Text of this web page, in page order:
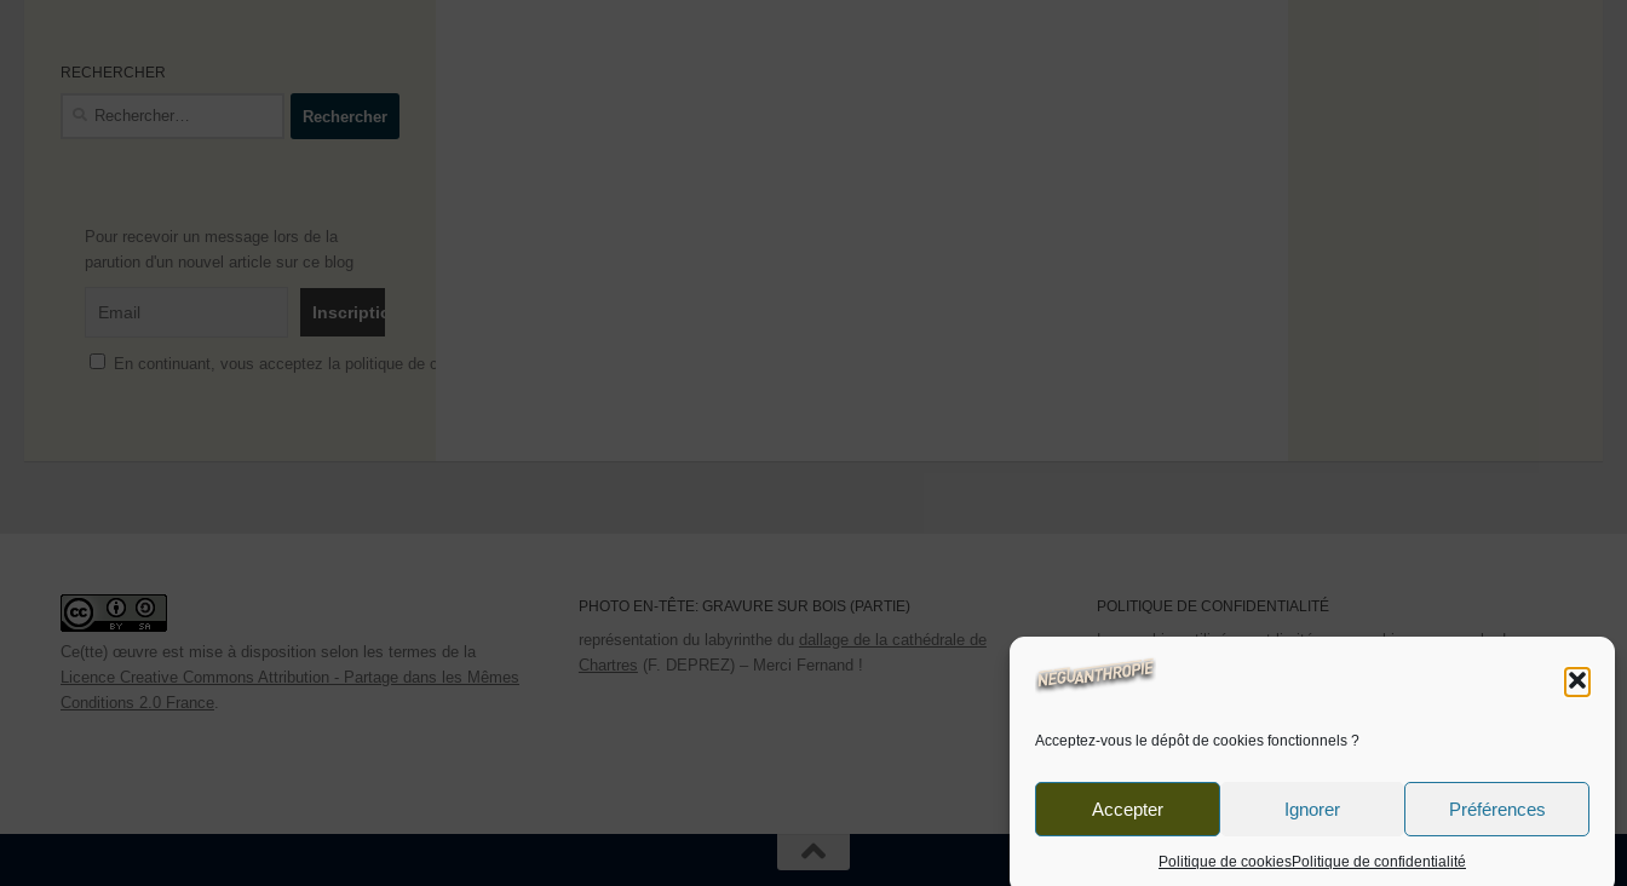
Acceptez-vous le dépôt de cookies fonctionnels ?
Accepter Ignorer Préférences
Politique de cookiesPolitique de confidentialité
RECHERCHER
Rechercher :
Pour recevoir un message lors de la
parution d'un nouvel article sur ce blog
En continuant, vous acceptez la politique de confidentialité
Ce(tte) œuvre est mise à disposition selon les termes de la
Licence Creative Commons Attribution - Partage dans les Mêmes
Conditions 2.0 France.
PHOTO EN-TÊTE: GRAVURE SUR BOIS (PARTIE)
représentation du labyrinthe du dallage de la cathédrale de
Chartres (F. DEPREZ) – Merci Fernand !
POLITIQUE DE CONFIDENTIALITÉ
Les cookies utilisés sont limités aux cookies personnels. Les
statistiques de visites sont auto-hébergées.
cookies
‘.